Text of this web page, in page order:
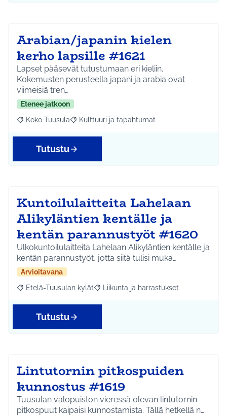
Arabian/japanin kielen
kerho lapsille #1621
Lapset pääsevät tutustumaan eri kieliin.
Kokemusten perusteella japani ja arabia ovat
viimeisiä tren…
Etenee jatkoon
Rajaa tulokset aihepiirin mukaan: Koko Tuusula
Koko Tuusula Rajaa tulokset teeman mukaan: Kulttuuri ja
Kulttuuri ja tapahtumat
Tutustu
Kuntoilulaitteita Lahelaan
Alikyläntien kentälle ja
kentän parannustyöt #1620
Ulkokuntoilulaitteita Lahelaan Alikyläntien kentälle ja
kentän parannustyöt, jotta siitä tulisi muka…
Arvioitavana
Rajaa tulokset aihepiirin mukaan: Etelä-Tuusulan kylät
Etelä-Tuusulan kylät Rajaa tulokset teeman mukaan:
Liikunta ja harrastukset
Tutustu
Lintutornin pitkospuiden
kunnostus #1619
Tuusulan valopuiston vieressä olevan lintutornin
pitkospuut kaipaisi kunnostamista. Tällä hetkellä n…